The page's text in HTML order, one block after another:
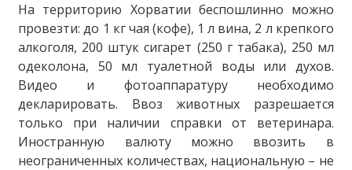
На территорию Хорватии беспошлинно можно
провезти: до 1 кг чая (кофе), 1 л вина, 2 л крепкого
алкоголя, 200 штук сигарет (250 г табака), 250 мл
одеколона, 50 мл туалетной воды или духов.
Видео и фотоаппаратуру необходимо
декларировать. Ввоз животных разрешается
только при наличии справки от ветеринара.
Иностранную валюту можно ввозить в
неограниченных количествах, национальную – не